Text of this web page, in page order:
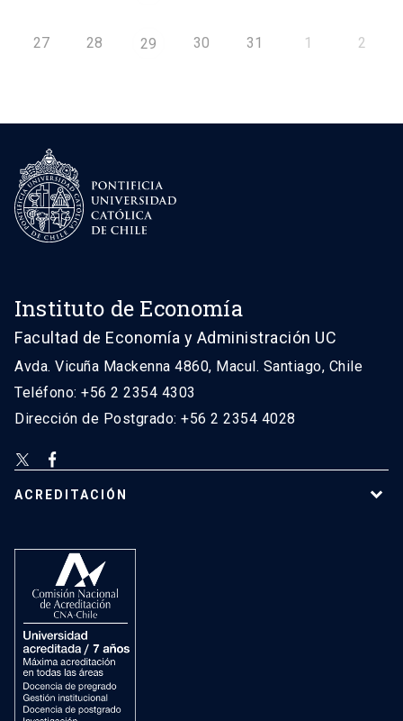
27 28 29 30 31 1 2
Instituto de Economía
Facultad de Economía y Administración UC
Avda. Vicuña Mackenna 4860, Macul. Santiago, Chile
Teléfono: +56 2 2354 4303
Dirección de Postgrado: +56 2 2354 4028
ACREDITACIÓN